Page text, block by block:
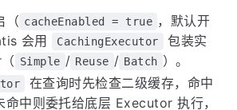
（ cacheEnabled = true ，默认开
会用
CachingExecutor
包装实
Simple / Reuse / Batch ）。
在查询时先检查二级缓存，命中
命中则委托给底层 Executor 执行，